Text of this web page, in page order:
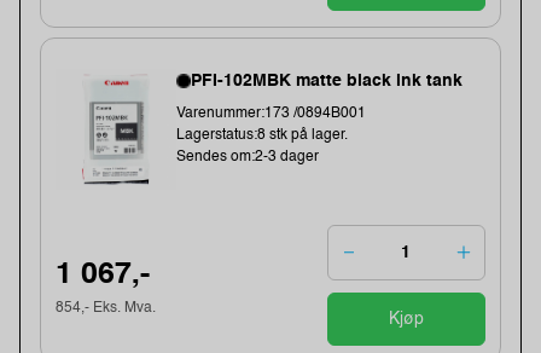
PFI-102MBK matte black ink tank
Varenummer:173 /0894B001
Lagerstatus:8 stk på lager.
Sendes om:2-3 dager
1 067,-
854,- Eks. Mva.
Kjøp